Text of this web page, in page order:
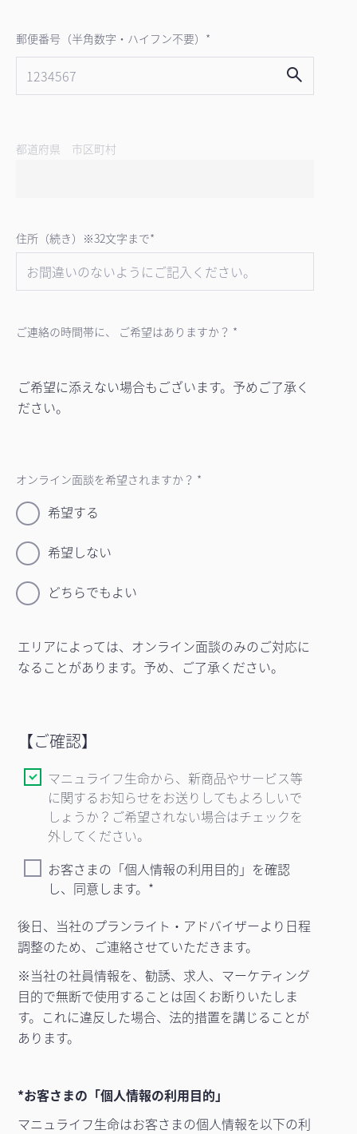
郵便番号（半角数字・ハイフン不要）*
都道府県 市区町村
住所（続き）※32文字まで*
ご連絡の時間帯に、 ご希望はありますか？ *
ご希望に添えない場合もございます。予めご了承く
ださい。
オンライン面談を希望されますか？ *
希望する
希望しない
どちらでもよい
エリアによっては、オンライン面談のみのご対応に
なることがあります。予め、ご了承ください。
【ご確認】
マニュライフ生命から、新商品やサービス等
に関するお知らせをお送りしてもよろしいで
しょうか？ご希望されない場合はチェックを
外してください。
お客さまの「個人情報の利用目的」を確認
し、同意します。
後日、当社のプランライト・アドバイザーより日程
調整のため、ご連絡させていただきます。
※当社の社員情報を、勧誘、求人、マーケティング
目的で無断で使用することは固くお断りいたしま
す。これに違反した場合、法的措置を講じることが
あります。
*お客さまの「個人情報の利用目的」
マニュライフ生命はお客さまの個人情報を以下の利